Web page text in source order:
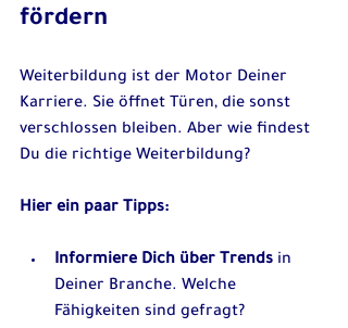
fördern
Weiterbildung ist der Motor Deiner
Karriere. Sie öffnet Türen, die sonst
verschlossen bleiben. Aber wie findest
Du die richtige Weiterbildung?
Hier ein paar Tipps:
Informiere Dich über Trends in
Deiner Branche. Welche
Fähigkeiten sind gefragt?